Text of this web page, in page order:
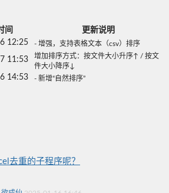
间
更新说明
12:25 - 增强，支持表格文本（csv）排序
11:53
增加排序方式：按文件大小升序↑ / 按文
件大小降序↓
14:53 - 新增“自然排序”
去重的子程序呢？